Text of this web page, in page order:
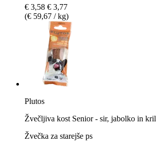
€ 3,58 € 3,77
(€ 59,67 / kg)
Plutos
Žvečljiva kost Senior - sir, jabolko in kril
Žvečka za starejše ps